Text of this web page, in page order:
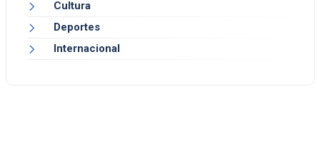
Cultura
Deportes
Internacional